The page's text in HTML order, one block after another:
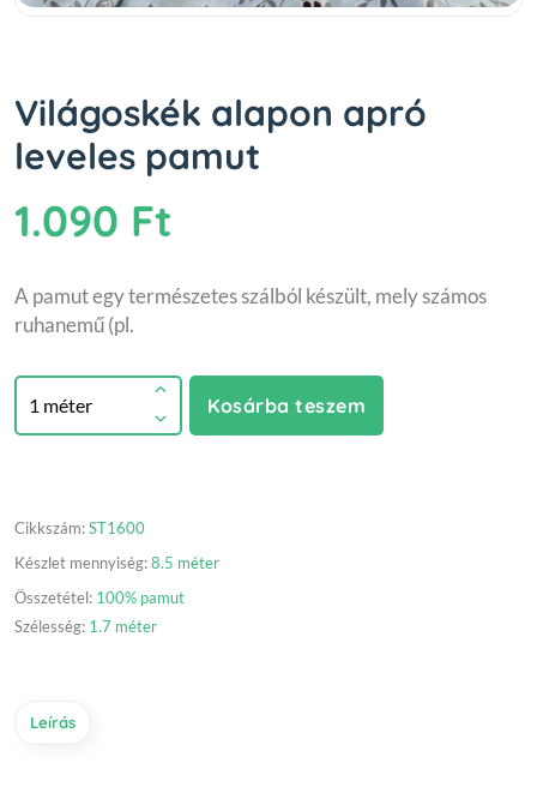
Világoskék alapon apró
leveles pamut
1.090 Ft
A pamut egy természetes szálból készült, mely számos
ruhanemű (pl.
Kosárba teszem
Cikkszám:ST1600
Készlet mennyiség:8.5 méter
Összetétel: 100% pamut
Szélesség: 1.7 méter
Leírás